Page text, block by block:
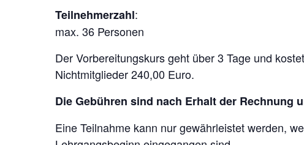
Teilnehmerzahl:
max. 36 Personen
Der Vorbereitungskurs geht über 3 Tage und
Nichtmitglieder 240,00 Euro.
Die Gebühren sind nach Erhalt der Rechnung
Eine Teilnahme kann nur gewährleistet werden,